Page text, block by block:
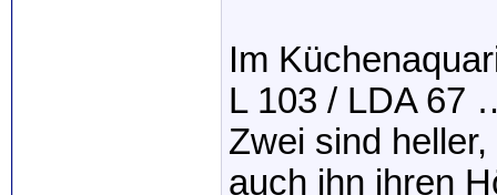
Im
L 103 / LDA 67
Zwei sind
auch ihn ihren